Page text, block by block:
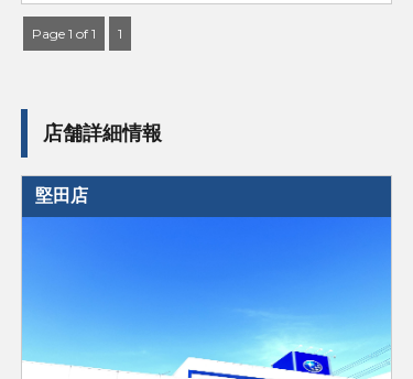
Page 1 of 1 1
店舗詳細情報
堅田店